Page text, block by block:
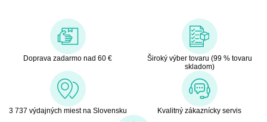
Doprava zadarmo nad 60 €
Široký výber tovaru (99 % tovaru
skladom)
3 737 výdajných miest na Slovensku Kvalitný zákaznícky servis